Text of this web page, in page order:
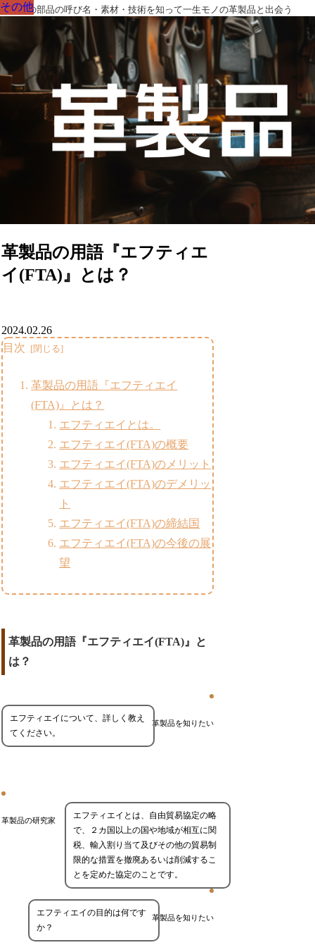
革製品の部品の呼び名・素材・技術を知って一生モノの革製品と出会う
革製品の用語『エフティエ
イ(FTA)』とは？
その他
2024.02.26
目次
革製品の用語『エフティエイ
(FTA)』とは？
エフティエイとは。
エフティエイ(FTA)の概要
エフティエイ(FTA)のメリット
エフティエイ(FTA)のデメリッ
ト
エフティエイ(FTA)の締結国
エフティエイ(FTA)の今後の展
望
革製品の用語『エフティエイ(FTA)』と
は？
革製品を知りたい
エフティエイについて、詳しく教え
てください。
革製品の研究家
エフティエイとは、自由貿易協定の略
で、２カ国以上の国や地域が相互に関
税、輸入割り当て及びその他の貿易制
限的な措置を撤廃あるいは削減するこ
とを定めた協定のことです。
革製品を知りたい
エフティエイの目的は何です
か？
その他
その他
その他
その他
その他
その他